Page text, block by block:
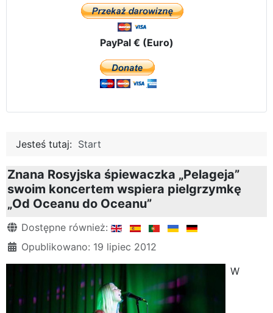
PayPal € (Euro)
Jesteś tutaj: Start
Znana Rosyjska śpiewaczka „Pelageja”
swoim koncertem wspiera pielgrzymkę
„Od Oceanu do Oceanu”
Szczegóły
Dostępne również:
Opublikowano: 19 lipiec 2012
W